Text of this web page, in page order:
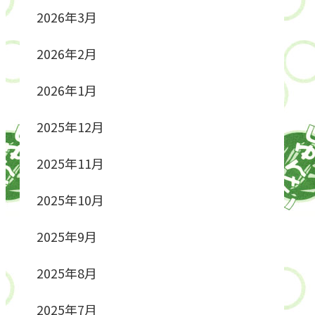
2026年3月
2026年2月
2026年1月
2025年12月
2025年11月
2025年10月
2025年9月
2025年8月
2025年7月